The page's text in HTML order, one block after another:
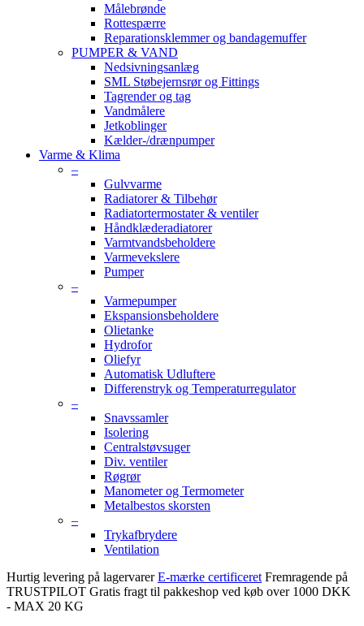
Målebrønde
Rottespærre
Reparationsklemmer og bandagemuffer
PUMPER & VAND
Nedsivningsanlæg
SML Støbejernsrør og Fittings
Tagrender og tag
Vandmålere
Jetkoblinger
Kælder-/drænpumper
Varme & Klima
–
Gulvvarme
Radiatorer & Tilbehør
Radiatortermostater & ventiler
Håndklæderadiatorer
Varmtvandsbeholdere
Varmevekslere
Pumper
–
Varmepumper
Ekspansionsbeholdere
Olietanke
Hydrofor
Oliefyr
Automatisk Udluftere
Differenstryk og Temperaturregulator
–
Snavssamler
Isolering
Centralstøvsuger
Div. ventiler
Røgrør
Manometer og Termometer
Metalbestos skorsten
–
Trykafbrydere
Ventilation
Hurtig levering på lagervarer E-mærke certificeret Fremragende på
TRUSTPILOT Gratis fragt til pakkeshop ved køb over 1000 DKK
- MAX 20 KG